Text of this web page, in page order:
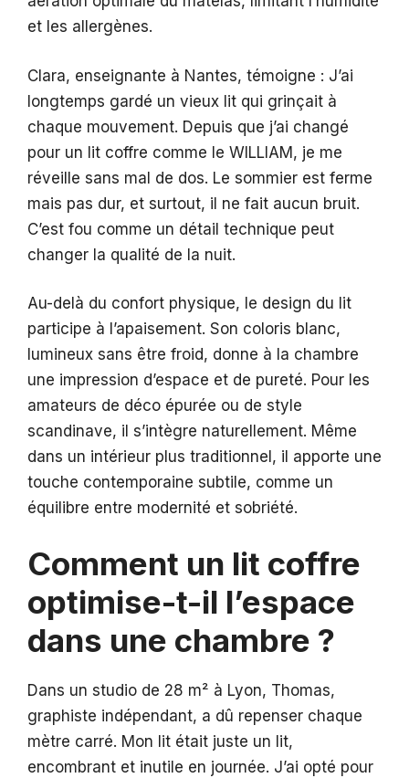
et les allergènes.
Clara, enseignante à Nantes, témoigne : J’ai
longtemps gardé un vieux lit qui grinçait à
chaque mouvement. Depuis que j’ai changé
pour un lit coffre comme le WILLIAM, je me
réveille sans mal de dos. Le sommier est ferme
mais pas dur, et surtout, il ne fait aucun bruit.
C’est fou comme un détail technique peut
changer la qualité de la nuit.
Au-delà du confort physique, le design du lit
participe à l’apaisement. Son coloris blanc,
lumineux sans être froid, donne à la chambre
une impression d’espace et de pureté. Pour les
amateurs de déco épurée ou de style
scandinave, il s’intègre naturellement. Même
dans un intérieur plus traditionnel, il apporte une
touche contemporaine subtile, comme un
équilibre entre modernité et sobriété.
Comment un lit coffre
optimise-t-il l’espace
dans une chambre ?
Dans un studio de 28 m² à Lyon, Thomas,
graphiste indépendant, a dû repenser chaque
mètre carré. Mon lit était juste un lit,
encombrant et inutile en journée. J’ai opté pour